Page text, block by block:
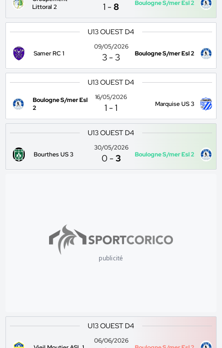
Littoral 2
1 -8 Boulogne S/mer Esl 2
U13 OUEST D4
Samer RC 1
09/05/2026
3 - 3 Boulogne S/mer Esl 2
U13 OUEST D4
Boulogne S/mer Esl
2
16/05/2026
1 -1 Marquise US 3
U13 OUEST D4
Bourthes US 3
30/05/2026
0 -3 Boulogne S/mer Esl 2
publicité
U13 OUEST D4
06/06/2026